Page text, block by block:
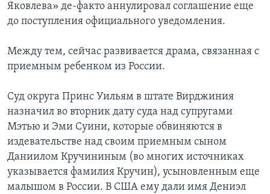
Яковлева» де-факто аннулировал соглашение еще
до поступления официального уведомления.
Между тем, сейчас развивается драма, связанная с
приемным ребенком из России.
Суд округа Принс Уильям в штате Вирджиния
назначил во вторник дату суда над супругами
Мэтью и Эми Суини, которые обвиняются в
издевательстве над своим приемным сыном
Даниилом Кручининым (во многих источниках
указывается фамилия Кручин), усыновленным еще
малышом в России. В США ему дали имя Дениэл